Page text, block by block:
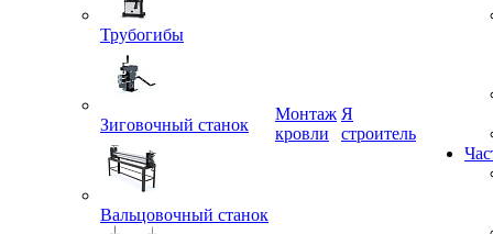
Трубогибы
Зиговочный станок
Вальцовочный станок
Монтаж
кровли
Я
строитель